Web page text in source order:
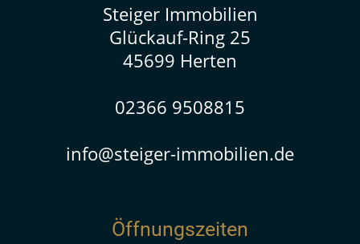
Steiger Immobilien
Glückauf-Ring 25
45699 Herten
02366 9508815
info@steiger-immobilien.de
Öffnungszeiten